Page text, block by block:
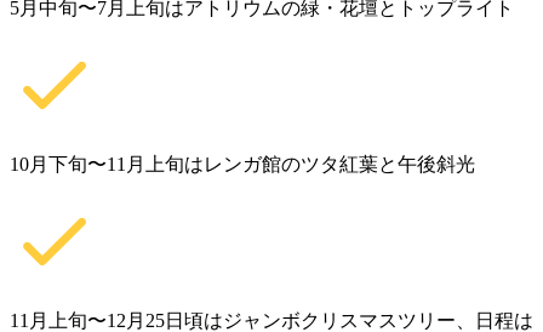
5月中旬〜7月上旬はアトリウムの緑・花壇とトップライト
10月下旬〜11月上旬はレンガ館のツタ紅葉と午後斜光
11月上旬〜12月25日頃はジャンボクリスマスツリー、日程は